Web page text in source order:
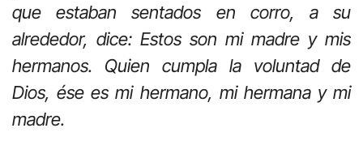
que estaban sentados en corro, a su
alrededor, dice: Estos son mi madre y mis
hermanos. Quien cumpla la voluntad de
Dios, ése es mi hermano, mi hermana y mi
madre.